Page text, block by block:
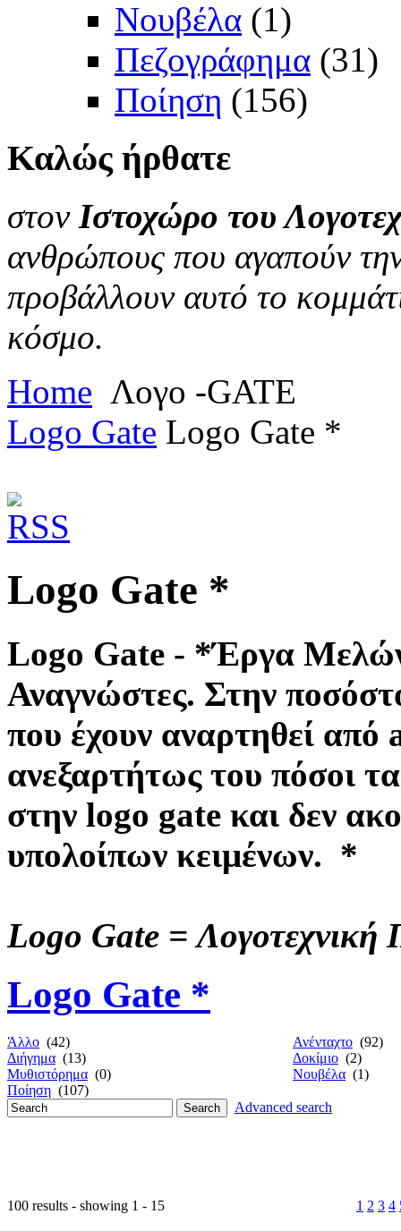
Νουβέλα (1)
Πεζογράφημα (31)
Ποίηση (156)
Καλώς ήρθατε
στον Ιστοχώρο του
ανθρώπους που αγαπούν
προβάλλουν αυτό το
κόσμο.
Home Λογο -GATE
Logo Gate Logo Gate *
Logo Gate *
Logo Gate - *Έργα Μελών
Αναγνώστες. Στην
που έχουν αναρτηθεί
ανεξαρτήτως του πόσοι
στην logo gate και δεν
υπολοίπων κειμένων. *
Logo Gate = Λογοτεχνική
Logo Gate *
Άλλο (42) Ανένταχτο (92)
Διήγημα (13) Δοκίμιο (2)
Μυθιστόρημα (0) Νουβέλα (1)
Ποίηση (107)
Advanced search
100 results - showing 1 - 15 1 2 3 4